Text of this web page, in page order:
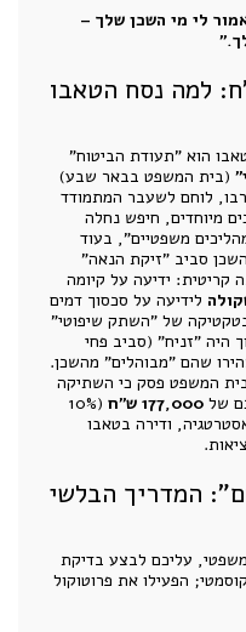
לי מי השכן שלך –
177,000 ש"ח: למה נסח הטאבו
הוא "תעודת הביטוח"
(בית המשפט בבאר שבע)
לוחם לשעבר המתמודד
מיוחדים, חיפש נחלה
משפטיים", בעוד
סביב "זיקת הנאה"
ידיעה על קיומה
לידיעה על סכסוך דמים
של "השתק שיפוטי"
היה "זניח" (סביב פחי
שהם "מבוהלים" מהשכן.
המשפט פסק כי השתיקה
של 177,000 ש"ח
(10%
ודירה בטאבו
המדריך הבלשי
עליכם לבצע בדיקת
הפעילו את פרוטוקול